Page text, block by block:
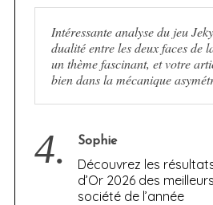
Intéressante analyse du jeu
dualité entre les deux faces de
un thème fascinant, et votre
bien dans la mécanique
4. Sophie
Découvrez les
d’Or 2026 des
société de l’année